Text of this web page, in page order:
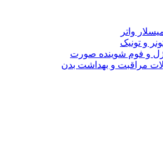
واتر
و تونیک
و فوم شوینده صورت
مراقبت و بهداشت بدن